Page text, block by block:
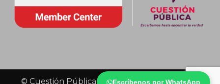
Escríbenos por WhatsApp
© Cuestión Pública 2018 - Todos los derechos